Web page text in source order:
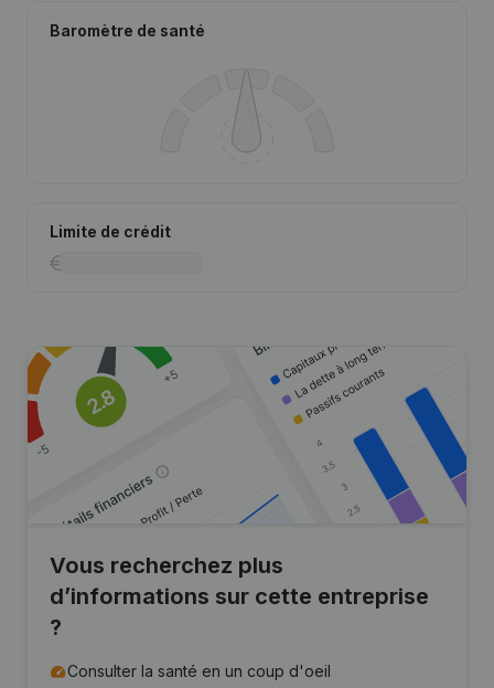
Baromètre de santé
Limite de crédit
Vous recherchez plus
d’informations sur cette entreprise
?
Consulter la santé en un coup d'oeil